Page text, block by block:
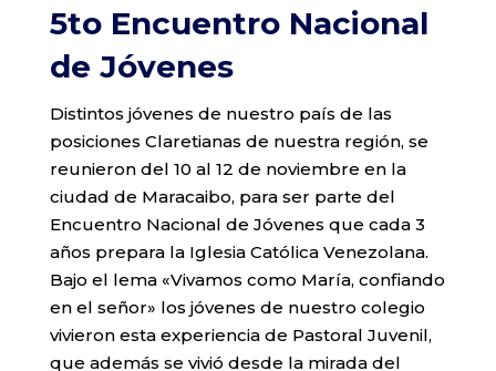
5to Encuentro Nacional
de Jóvenes
Distintos jóvenes de nuestro país de las
posiciones Claretianas de nuestra región, se
reunieron del 10 al 12 de noviembre en la
ciudad de Maracaibo, para ser parte del
Encuentro Nacional de Jóvenes que cada 3
años prepara la Iglesia Católica Venezolana.
Bajo el lema «Vivamos como María, confiando
en el señor» los jóvenes de nuestro colegio
vivieron esta experiencia de Pastoral Juvenil,
que además se vivió desde la mirada del